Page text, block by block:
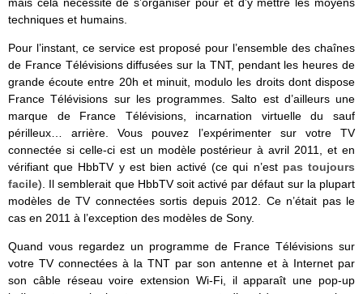
mais cela nécessite de s’organiser pour et d’y mettre les moyens
techniques et humains.
Pour l’instant, ce service est proposé pour l’ensemble des chaînes
de France Télévisions diffusées sur la TNT, pendant les heures de
grande écoute entre 20h et minuit, modulo les droits dont dispose
France Télévisions sur les programmes. Salto est d’ailleurs une
marque de France Télévisions, incarnation virtuelle du sauf
périlleux… arrière. Vous pouvez l’expérimenter sur votre TV
connectée si celle-ci est un modèle postérieur à avril 2011, et en
vérifiant que HbbTV y est bien activé (ce qui n’est pas toujours
facile). Il semblerait que HbbTV soit activé par défaut sur la plupart
modèles de TV connectées sortis depuis 2012. Ce n’était pas le
cas en 2011 à l’exception des modèles de Sony.
Quand vous regardez un programme de France Télévisions sur
votre TV connectées à la TNT par son antenne et à Internet par
son câble réseau voire extension Wi-Fi, il apparaît une pop-up